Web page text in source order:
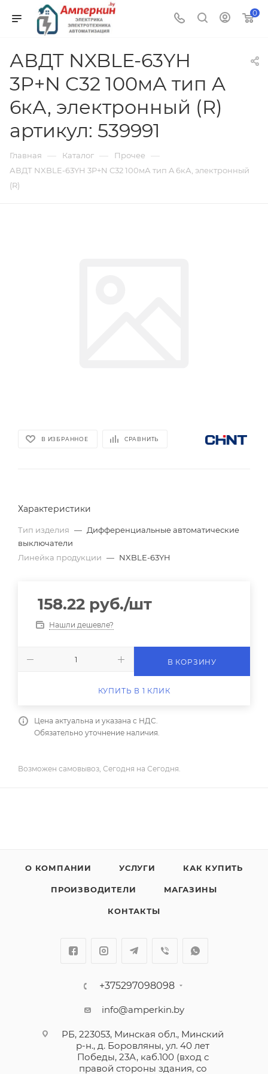
0
АВДТ NXBLE-63YH
3P+N C32 100мА тип A
6кА, электронный (R)
артикул: 539991
Главная — Каталог — Прочее —
АВДТ NXBLE-63YH 3P+N C32 100мА тип A 6кА, электронный
(R)
В ИЗБРАННОЕ СРАВНИТЬ
Характеристики
Тип изделия — Дифференциальные автоматические
выключатели
Линейка продукции — NXBLE-63YH
158.22 руб./шт
Нашли дешевле?
В КОРЗИНУ
КУПИТЬ В 1 КЛИК
Цена актуальна и указана с НДС.
Обязательно уточнение наличия.
Возможен самовывоз, Сегодня на Сегодня.
О КОМПАНИИ УСЛУГИ КАК КУПИТЬ
ПРОИЗВОДИТЕЛИ МАГАЗИНЫ
КОНТАКТЫ
+375297098098
info@amperkin.by
РБ, 223053, Минская обл., Минский
р-н., д. Боровляны, ул. 40 лет
Победы, 23А, каб.100 (вход с
правой стороны здания, со